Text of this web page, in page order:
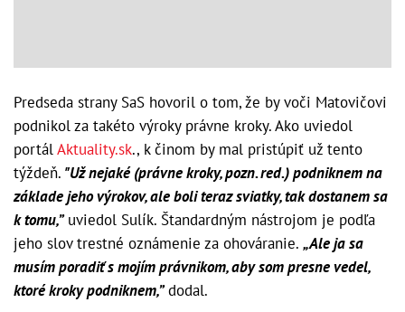
Predseda strany SaS hovoril o tom, že by voči Matovičovi
podnikol za takéto výroky právne kroky. Ako uviedol
portálAktuality.sk., k činom by mal pristúpiť už tento
týždeň. "Už nejaké (právne kroky, pozn. red.) podniknem na
základe jeho výrokov, ale boli teraz sviatky, tak dostanem sa
k tomu,”uviedol Sulík. Štandardným nástrojom je podľa
jeho slov trestné oznámenie za ohováranie. „Ale ja sa
musím poradiť s mojím právnikom, aby som presne vedel,
ktoré kroky podniknem,”dodal.